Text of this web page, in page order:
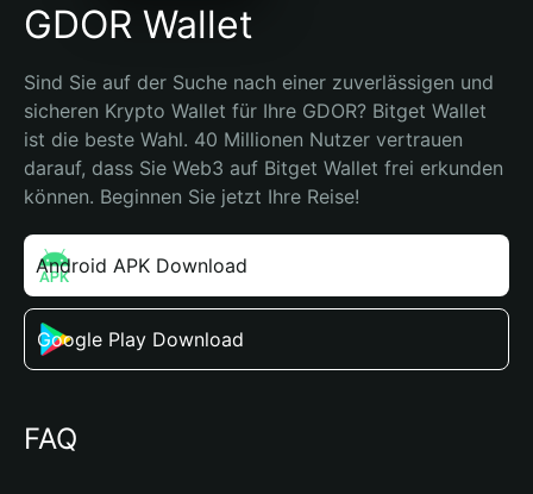
GDOR Wallet
Sind Sie auf der Suche nach einer zuverlässigen und
sicheren Krypto Wallet für Ihre GDOR? Bitget Wallet
ist die beste Wahl. 40 Millionen Nutzer vertrauen
darauf, dass Sie Web3 auf Bitget Wallet frei erkunden
können. Beginnen Sie jetzt Ihre Reise!
Android APK Download
Google Play Download
FAQ